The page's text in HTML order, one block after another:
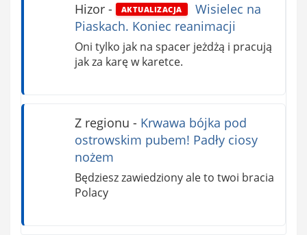
Hizor- AKTUALIZACJA
Wisielec na
Piaskach. Koniec reanimacji
Oni tylko jak na spacer jeżdżą i pracują
jak za karę w karetce.
Z regionu - Krwawa bójka pod
ostrowskim pubem! Padły ciosy
nożem
Będziesz zawiedziony ale to twoi bracia
Polacy